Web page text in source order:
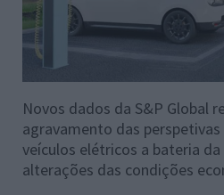
Novos dados da S&P Global
agravamento das
veículos elétricos a bateria
alterações das condições